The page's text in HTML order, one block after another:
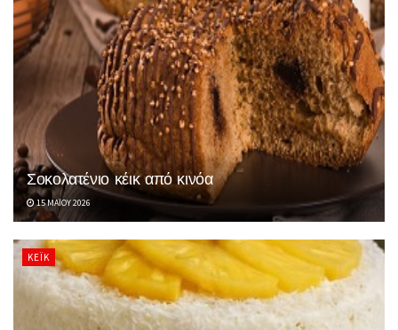
Σοκολατένιο κέικ από κινόα
15 ΜΑΪ́ΟΥ 2026
ΚΈΙΚ